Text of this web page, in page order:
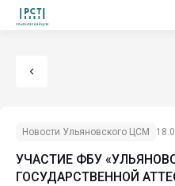
Новости Ульяновского ЦСМ
УЧАСТИЕ ФБУ
ГОСУДАРСТВЕННОЙ